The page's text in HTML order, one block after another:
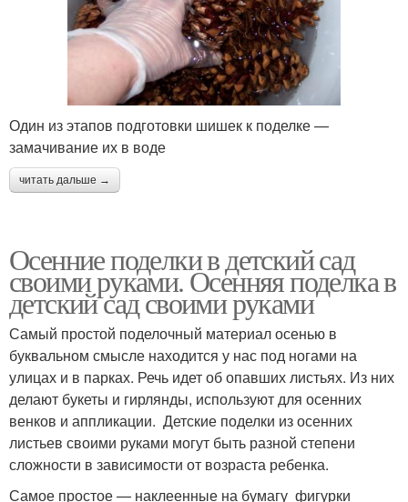
Один из этапов подготовки шишек к поделке —
замачивание их в воде
читать дальше →
Осенние поделки в детский сад
своими руками. Осенняя поделка в
детский сад своими руками
Самый простой поделочный материал осенью в
буквальном смысле находится у нас под ногами на
улицах и в парках. Речь идет об опавших листьях. Из них
делают букеты и гирлянды, используют для осенних
венков и аппликации. Детские поделки из осенних
листьев своими руками могут быть разной степени
сложности в зависимости от возраста ребенка.
Самое простое — наклеенные на бумагу фигурки